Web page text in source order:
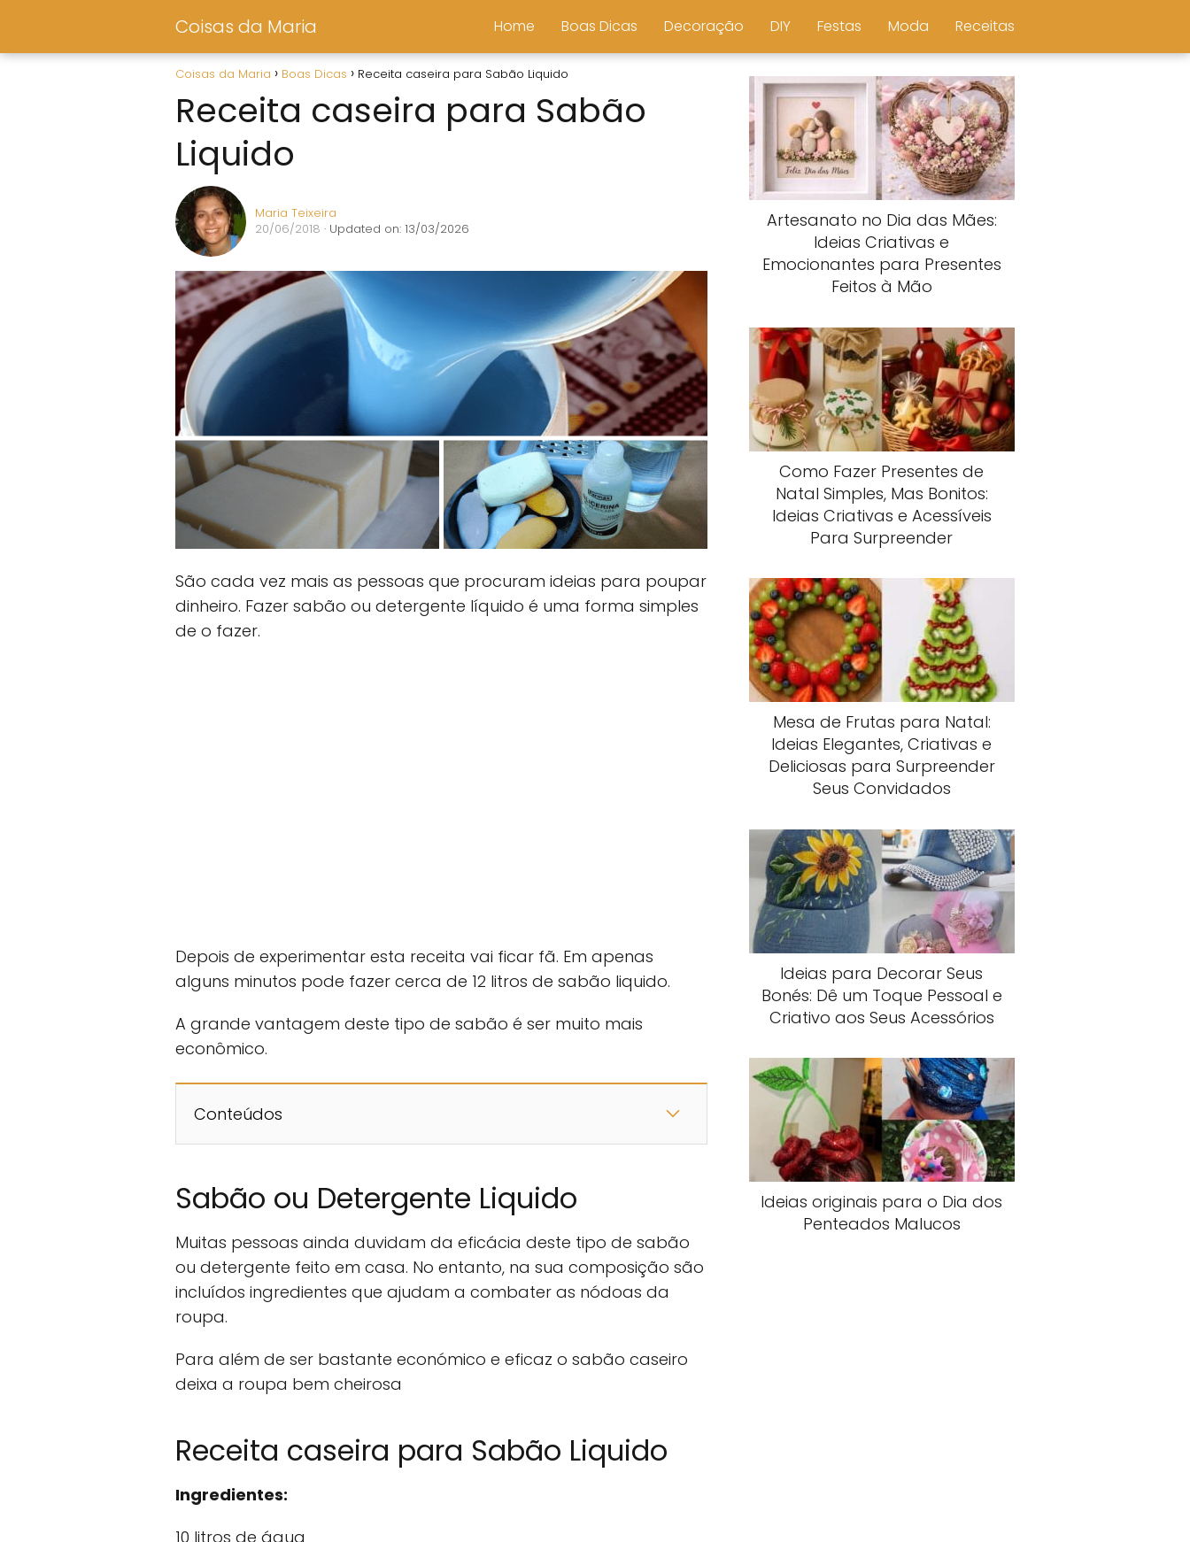
Coisas da Maria Home Boas Dicas Decoração DIY Festas Moda Receitas
Coisas da Maria Boas Dicas Receita caseira para Sabão Liquido
Receita caseira para Sabão
Liquido
Maria Teixeira
20/06/2018 · Updated on: 13/03/2026
São cada vez mais as pessoas que procuram ideias para poupar
dinheiro. Fazer sabão ou detergente líquido é uma forma simples
de o fazer.
Depois de experimentar esta receita vai ficar fã. Em apenas
alguns minutos pode fazer cerca de 12 litros de sabão liquido.
A grande vantagem deste tipo de sabão é ser muito mais
econômico.
Conteúdos
Sabão ou Detergente Liquido
Muitas pessoas ainda duvidam da eficácia deste tipo de sabão
ou detergente feito em casa. No entanto, na sua composição são
incluídos ingredientes que ajudam a combater as nódoas da
roupa.
Para além de ser bastante económico e eficaz o sabão caseiro
deixa a roupa bem cheirosa
Receita caseira para Sabão Liquido
Ingredientes:
10 litros de água
Artesanato no Dia das Mães:
Ideias Criativas e
Emocionantes para Presentes
Feitos à Mão
Como Fazer Presentes de
Natal Simples, Mas Bonitos:
Ideias Criativas e Acessíveis
Para Surpreender
Mesa de Frutas para Natal:
Ideias Elegantes, Criativas e
Deliciosas para Surpreender
Seus Convidados
Ideias para Decorar Seus
Bonés: Dê um Toque Pessoal e
Criativo aos Seus Acessórios
Ideias originais para o Dia dos
Penteados Malucos